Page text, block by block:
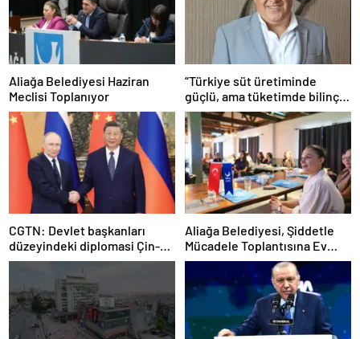
Aliağa Belediyesi Haziran
Meclisi Toplanıyor
“Türkiye süt üretiminde
güçlü, ama tüketimde bilinç
şart”
CGTN: Devlet başkanları
düzeyindeki diplomasi Çin-
Rusya arasındaki büyüyen
ortaklığı güçlendiriyor
Aliağa Belediyesi, Şiddetle
Mücadele Toplantısına Ev
Sahipliği Yaptı